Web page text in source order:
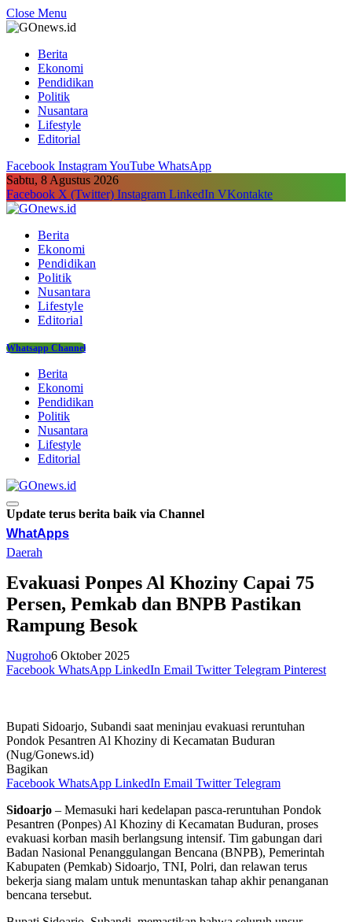
Close Menu
Berita
Ekonomi
Pendidikan
Politik
Nusantara
Lifestyle
Editorial
Facebook InstagramYouTube WhatsApp
Sabtu, 8 Agustus 2026
Facebook X (Twitter) Instagram LinkedIn VKontakte
Berita
Ekonomi
Pendidikan
Politik
Nusantara
Lifestyle
Editorial
Whatsapp Channel
Berita
Ekonomi
Pendidikan
Politik
Nusantara
Lifestyle
Editorial
Update terus berita baik via Channel
WhatApps
Daerah
Evakuasi Ponpes Al Khoziny Capai 75
Persen, Pemkab dan BNPB Pastikan
Rampung Besok
Nugroho6 Oktober 2025
Facebook WhatsApp LinkedIn Email Twitter Telegram Pinterest
Bupati Sidoarjo, Subandi saat meninjau evakuasi reruntuhan
Pondok Pesantren Al Khoziny di Kecamatan Buduran
(Nug/Gonews.id)
Bagikan
Facebook WhatsApp LinkedIn Email Twitter Telegram
Sidoarjo – Memasuki hari kedelapan pasca-reruntuhan Pondok
Pesantren (Ponpes) Al Khoziny di Kecamatan Buduran, proses
evakuasi korban masih berlangsung intensif. Tim gabungan dari
Badan Nasional Penanggulangan Bencana (BNPB), Pemerintah
Kabupaten (Pemkab) Sidoarjo, TNI, Polri, dan relawan terus
bekerja siang malam untuk menuntaskan tahap akhir penanganan
bencana tersebut.